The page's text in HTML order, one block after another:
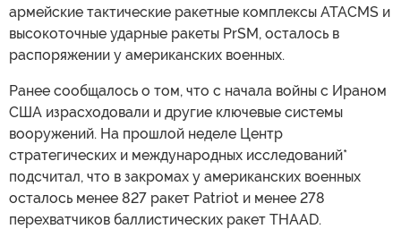
армейские тактические ракетные комплексы ATACMS и
высокоточные ударные ракеты PrSM, осталось в
распоряжении у американских военных.
Ранее сообщалось о том, что с начала войны с Ираном
США израсходовали и другие ключевые системы
вооружений. На прошлой неделе Центр
стратегических и международных исследований*
подсчитал, что в закромах у американских военных
осталось менее 827 ракет Patriot и менее 278
перехватчиков баллистических ракет THAAD.